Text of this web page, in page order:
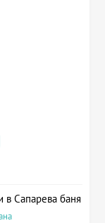
в Сапарева баня